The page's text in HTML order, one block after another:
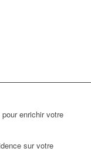
enrichir votre
sur votre